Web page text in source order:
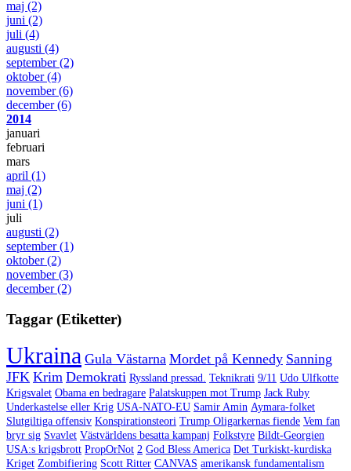
maj (2)
juni (2)
juli (4)
augusti (4)
september(2)
oktober(4)
november(6)
december(6)
2014
januari
februari
mars
april (1)
maj (2)
juni (1)
juli
augusti (2)
september(1)
oktober(2)
november(3)
december(2)
Taggar (Etiketter)
Ukraina Gula Västarna Mordet på Kennedy Sanning
JFK Krim Demokrati Ryssland pressad. Teknikrati 9/11 Udo Ulfkotte
Krigsvalet Obama en bedragare Palatskuppen mot Trump Jack Ruby
Underkastelse eller Krig USA-NATO-EU Samir Amin Aymara-folket
Slutgiltiga offensiv Konspirationsteori Trump Oligarkernas fiende Vem fan
bryr sig Svavlet Västvärldens besatta kampanj Folkstyre Bildt-Georgien
USA:s krigsbrott PropOrNot 2 God Bless America Det Turkiskt-kurdiska
Kriget Zombifiering Scott Ritter CANVAS amerikansk fundamentalism